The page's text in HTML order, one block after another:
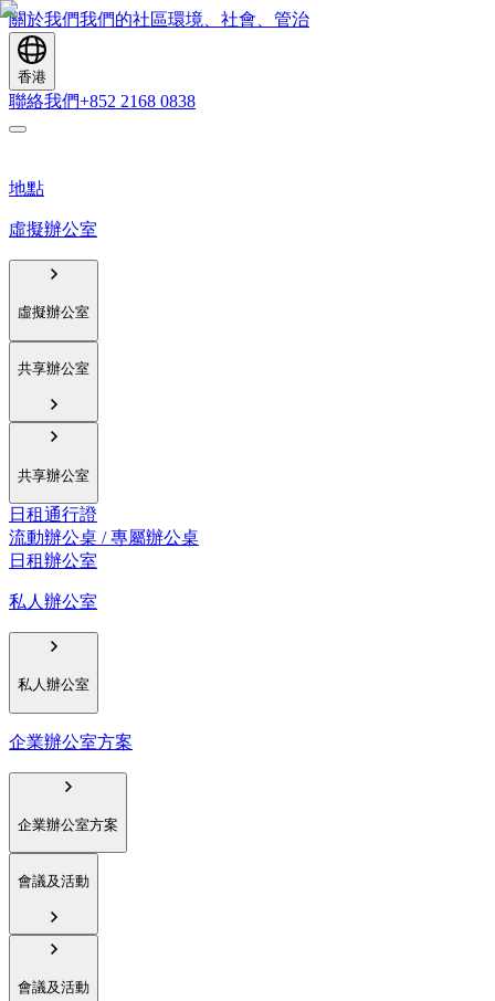
關於我們我們的社區環境、社會、管治
香港
聯絡我們+852 2168 0838
地點
虛擬辦公室
虛擬辦公室
共享辦公室
共享辦公室
日租通行證
流動辦公桌 / 專屬辦公桌
日租辦公室
私人辦公室
私人辦公室
企業辦公室方案
企業辦公室方案
會議及活動
會議及活動